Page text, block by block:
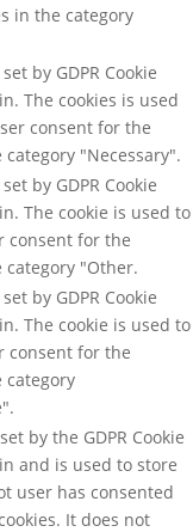
in the category
by GDPR Cookie
The cookies is used
consent for the
"Necessary".
by GDPR Cookie
The cookie is used to
consent for the
category "Other.
by GDPR Cookie
The cookie is used to
consent for the
category
by the GDPR Cookie
and is used to store
user has consented
It does not